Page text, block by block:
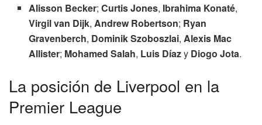
Alisson Becker;Curtis Jones, Ibrahima Konaté,
Virgil van Dijk,Andrew Robertson; Ryan
Gravenberch, Dominik Szoboszlai,Alexis Mac
Allister; Mohamed Salah, Luis Díazy Diogo Jota.
La posición de Liverpool en la
Premier League